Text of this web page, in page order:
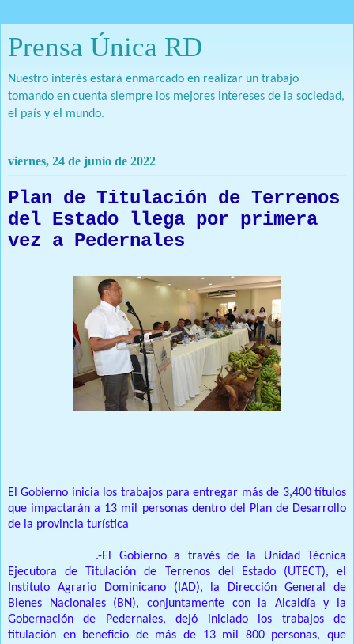
Prensa Única RD
Nuestro interés estará enmarcado en realizar un trabajo
tomando en cuenta siempre los mejores intereses de la sociedad,
el país y el mundo.
viernes, 24 de junio de 2022
Plan de Titulación de Terrenos
del Estado llega por primera
vez a Pedernales
El Gobierno inicia los trabajos para entregar más de 3,400 títulos
que impactarán a 13 mil personas dentro del Plan de Desarrollo
de la provincia turística
.-El Gobierno a través de la Unidad Técnica
Ejecutora de Titulación de Terrenos del Estado (UTECT), el
Instituto Agrario Dominicano (IAD), la Dirección General de
Bienes Nacionales (BN), conjuntamente con la Alcaldía y la
Gobernación de Pedernales, dejó iniciado los trabajos de
titulación en beneficio de más de 13 mil 800 personas, que